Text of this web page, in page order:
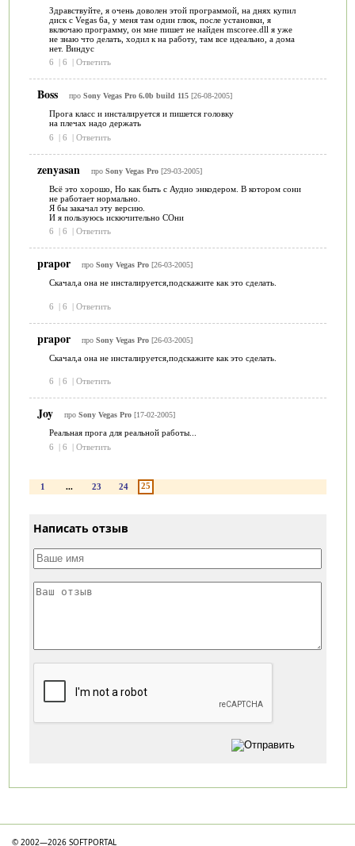
Здравствуйте, я очень доволен этой программой, на днях купил
диск с Vegas 6a, у меня там один глюк, после установки, я
включаю программу, он мне пишет не найден mscoree.dll я уже
не знаю что делать, ходил к на работу, там все идеально, а дома
нет. Виндус
6
| 6 | Ответить
Boss про Sony Vegas Pro 6.0b build 115[26-08-2005]
Прога класс и инсталируется и пишется головку
на плечах надо держать
6
| 6 | Ответить
zenyasan про Sony Vegas Pro [29-03-2005]
Всё это хорошо, Но как быть с Аудио энкодером. В котором сони
не работает нормально.
Я бы закачал эту версию.
И я пользуюсь искючительно СОни
6
| 6 | Ответить
prapor про Sony Vegas Pro [26-03-2005]
Скачал,а она не инсталируется,подскажите как это сделать.
6 | 6 | Ответить
prapor про Sony Vegas Pro [26-03-2005]
Скачал,а она не инсталируется,подскажите как это сделать.
6 | 6 | Ответить
Joy про Sony Vegas Pro [17-02-2005]
Реальная прога для реальной работы...
6
| 6 | Ответить
1 ... 23 24 25
Написать отзыв
© 2002—2026 SOFTPORTAL